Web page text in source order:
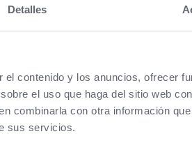
Detalles
contenido y los anuncios, ofrecer
el uso que haga del sitio web
combinarla con otra información
sus servicios.
pueden editarse
a otras agendas
médico desde Agenda